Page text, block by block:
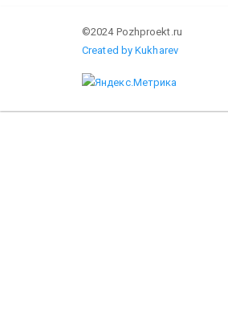
©2024 Pozhproekt.ru
Created by Kukharev